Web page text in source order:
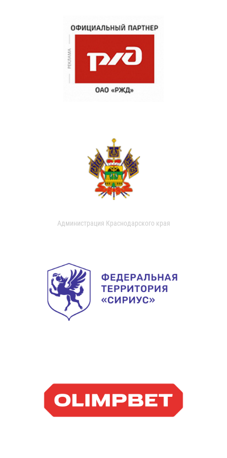
Администрация Краснодарского края